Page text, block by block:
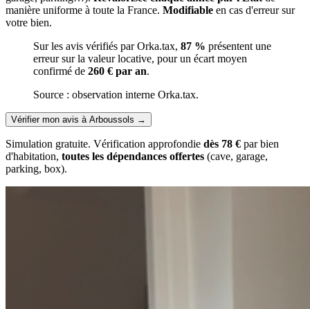
manière uniforme à toute la France. Modifiable en cas d'erreur sur
votre bien.
Sur les avis vérifiés par Orka.tax, 87 % présentent une
erreur sur la valeur locative, pour un écart moyen
confirmé de 260 € par an.
Source : observation interne Orka.tax.
Vérifier mon avis à Arboussols →
Simulation gratuite. Vérification approfondie dès 78 € par bien
d'habitation, toutes les dépendances offertes (cave, garage,
parking, box).